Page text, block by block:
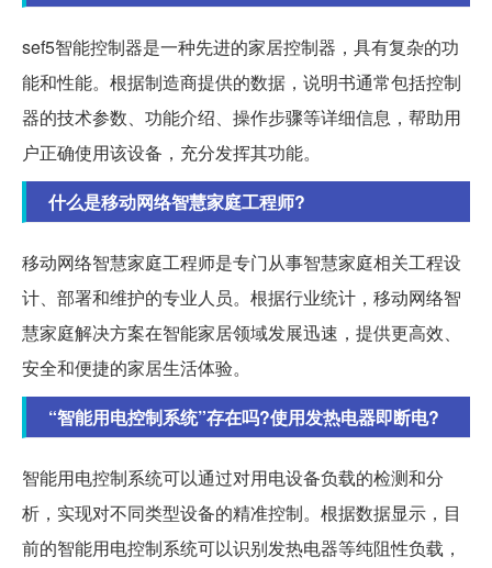
sef5智能控制器是一种先进的家居控制器，具有复杂的功
能和性能。根据制造商提供的数据，说明书通常包括控制
器的技术参数、功能介绍、操作步骤等详细信息，帮助用
户正确使用该设备，充分发挥其功能。
什么是移动网络智慧家庭工程师?
移动网络智慧家庭工程师是专门从事智慧家庭相关工程设
计、部署和维护的专业人员。根据行业统计，移动网络智
慧家庭解决方案在智能家居领域发展迅速，提供更高效、
安全和便捷的家居生活体验。
“智能用电控制系统”存在吗?使用发热电器即断电?
智能用电控制系统可以通过对用电设备负载的检测和分
析，实现对不同类型设备的精准控制。根据数据显示，目
前的智能用电控制系统可以识别发热电器等纯阻性负载，